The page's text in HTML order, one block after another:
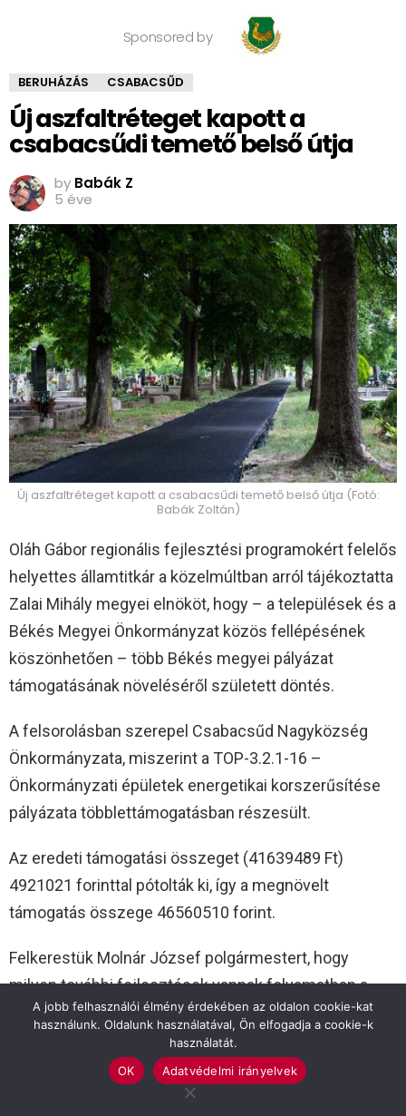
Sponsored by
BERUHÁZÁS CSABACSŰD
Új aszfaltréteget kapott a
csabacsűdi temető belső útja
by Babák Z
5 éve
Új aszfaltréteget kapott a csabacsűdi temető belső útja (Fotó:
Babák Zoltán)
Oláh Gábor regionális fejlesztési programokért felelős
helyettes államtitkár a közelmúltban arról tájékoztatta
Zalai Mihály megyei elnököt, hogy – a települések és a
Békés Megyei Önkormányzat közös fellépésének
köszönhetően – több Békés megyei pályázat
támogatásának növeléséről született döntés.
A felsorolásban szerepel Csabacsűd Nagyközség
Önkormányzata, miszerint a TOP-3.2.1-16 –
Önkormányzati épületek energetikai korszerűsítése
pályázata többlettámogatásban részesült.
Az eredeti támogatási összeget (41639489 Ft)
4921021 forinttal pótolták ki, így a megnövelt
támogatás összege 46560510 forint.
Felkerestük Molnár József polgármestert, hogy
milyen további fejlesztések vannak folyamatban a
településen.
A település első embere elmondta, hogy a vége felé
járnak a TOP-os fejlesztéseknek, így az egészségház
A jobb felhasználói élmény érdekében az oldalon cookie-kat
használunk. Oldalunk használatával, Ön elfogadja a cookie-k
használatát.
OK
Adatvédelmi irányelvek